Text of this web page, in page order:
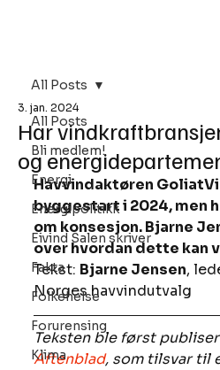
All Posts
Bli medlem!
Energi
Energipolitikk
Eivind Salen skriver
Fakta
Folkehelse
Forurensing
Klima
All Posts
Har
og
3. jan. 2024
Havvindaktøren
byggestart i 2024, men
om konsesjon. Bjarne
over hvordan dette kan
Tekst: Bjarne Jensen,
Norges havvindutvalg
Teksten ble først
Aftenblad, som tilsvar til